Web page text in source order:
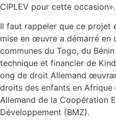
CIPLEV pour cette occasion».
Il faut rappeler que ce projet
mise en œuvre a démarré en
communes du Togo, du
technique et financier de
ong de droit Allemand
droits des enfants en Afrique
Allemand de la Coopération
Développement (BMZ).